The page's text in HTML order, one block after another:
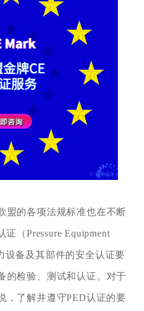
盟的各项法规标准也在不断
（Pressure Equipment
设备及其部件的安全认证要
的检验、测试和认证。对于
，了解并遵守PED认证的要